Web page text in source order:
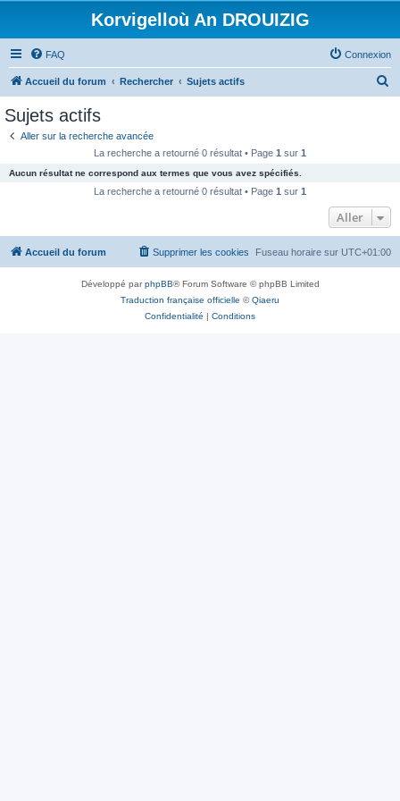
Korvigelloù An DROUIZIG
FAQ Connexion
Accueil du forum Rechercher Sujets actifs
c
e
Sujets actifs
Aller sur la recherche avancée
La recherche a retourné 0 résultat • Page 1 sur 1
Aucun résultat ne correspond aux termes que vous avez spécifiés.
La recherche a retourné 0 résultat • Page 1 sur 1
Aller
Accueil du forum Fuseau horaire sur UTC+01:00
Supprimer les cookies
Développé parphpBB® Forum Software © phpBB Limited
Traduction française officielle ©Qiaeru
Confidentialité | Conditions